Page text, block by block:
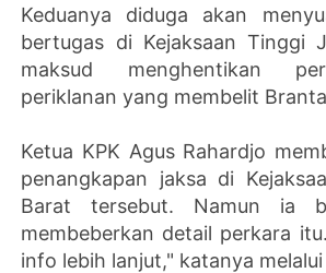
Keduanya diduga akan
bertugas di Kejaksaan Tinggi
maksud menghentikan
periklanan yang membelit
Ketua KPK Agus Rahardjo
penangkapan jaksa di
Barat tersebut. Namun ia
membeberkan detail perkara
info lebih lanjut," katanya